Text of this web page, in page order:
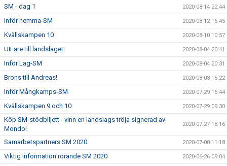
SM - dag 1 2020-08-14 22:44
Inför hemma-SM 2020-08-12 16:45
Kvällskampen 10 2020-08-10 10:57
UIFare till landslaget 2020-08-04 20:41
Inför Lag-SM 2020-08-04 20:31
Brons till Andreas! 2020-08-03 15:22
Inför Mångkamps-SM 2020-07-29 16:44
Kvällskampen 9 och 10 2020-07-29 09:30
Köp SM-stödbiljett - vinn en landslags tröja signerad av
Mondo!
2020-07-27 18:16
Samarbetspartners SM 2020 2020-07-08 11:18
Viktig information rörande SM 2020 2020-06-26 09:04